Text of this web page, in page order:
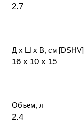
2.7
Д х Ш х В, см [DSHV]
16 x 10 x 15
Объем, л
2.4